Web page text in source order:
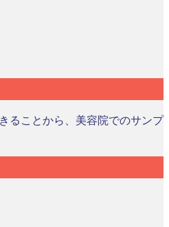
ることから、美容院でのサンプ